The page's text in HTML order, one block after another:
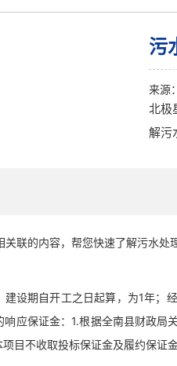
污
来源：
北极
解污
的内容，帮您快速了解污水处
期自开工之日起算，为1年；
应保证金：1.根据全南县财政
目不收取投标保证金及履约保证金